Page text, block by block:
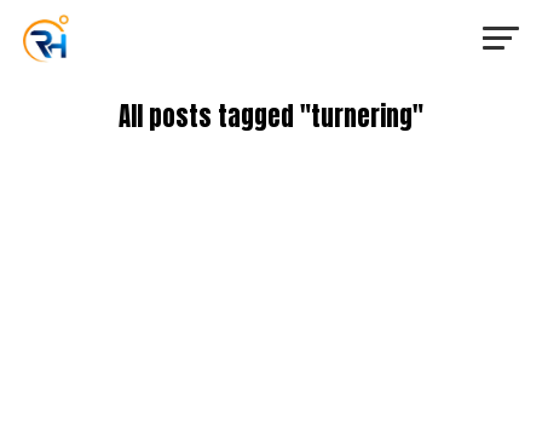
All posts tagged "turnering"